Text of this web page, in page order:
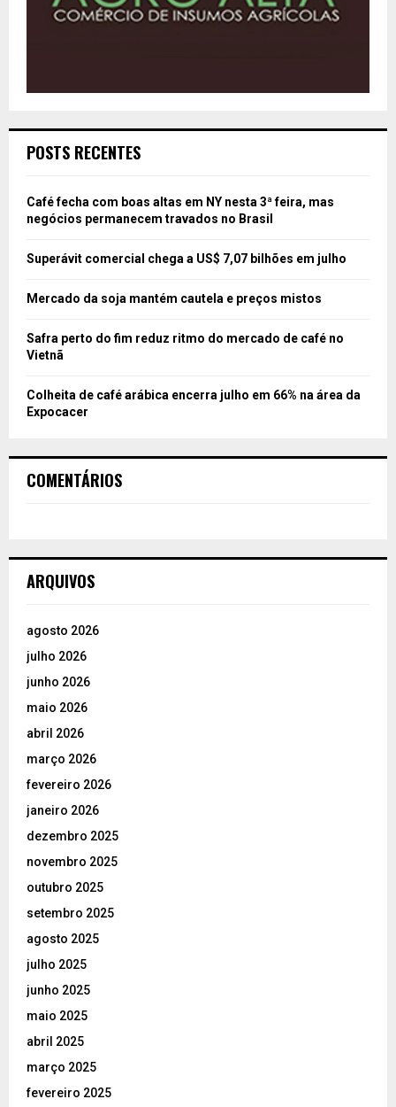
POSTS RECENTES
Café fecha com boas altas em NY nesta 3ª feira, mas
negócios permanecem travados no Brasil
Superávit comercial chega a US$ 7,07 bilhões em julho
Mercado da soja mantém cautela e preços mistos
Safra perto do fim reduz ritmo do mercado de café no
Vietnã
Colheita de café arábica encerra julho em 66% na área da
Expocacer
COMENTÁRIOS
ARQUIVOS
agosto 2026
julho 2026
junho 2026
maio 2026
abril 2026
março 2026
fevereiro 2026
janeiro 2026
dezembro 2025
novembro 2025
outubro 2025
setembro 2025
agosto 2025
julho 2025
junho 2025
maio 2025
abril 2025
março 2025
fevereiro 2025